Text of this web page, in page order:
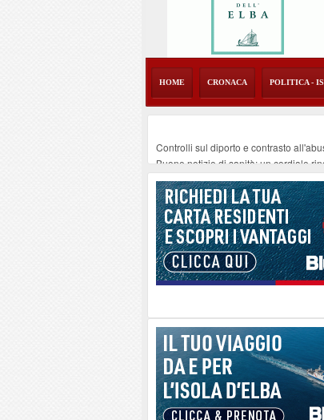
HOME CRONACA POLITICA -
Controlli sul diporto e contrasto
Buone notizie di sanità: un cordiale
Altiero Spinelli e Ursula Hirschmann
Capoliveri, potenziata la pulizia dei
Marina di Campo tra i porti interessati